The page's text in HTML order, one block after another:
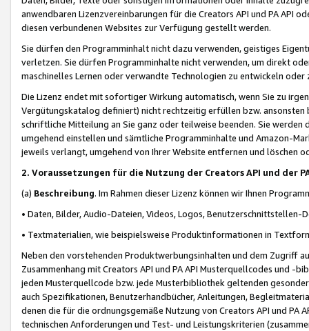
anwendbaren Lizenzvereinbarungen für die Creators API und PA API
diesen verbundenen Websites zur Verfügung gestellt werden.
Sie dürfen den Programminhalt nicht dazu verwenden, geistiges
verletzen. Sie dürfen Programminhalte nicht verwenden, um direkt
maschinelles Lernen oder verwandte Technologien zu entwickeln
Die Lizenz endet mit sofortiger Wirkung automatisch, wenn Sie zu
Vergütungskatalog definiert) nicht rechtzeitig erfüllen bzw. ansonsten
schriftliche Mitteilung an Sie ganz oder teilweise beenden. Sie werden
umgehend einstellen und sämtliche Programminhalte und Amazon-
jeweils verlangt, umgehend von Ihrer Website entfernen und löschen
2. Voraussetzungen für die Nutzung der Creators API und der
(a) Beschreibung. Im Rahmen dieser Lizenz können wir Ihnen
• Daten, Bilder, Audio-Dateien, Videos, Logos, Benutzerschnittstellen-
• Textmaterialien, wie beispielsweise Produktinformationen in
Neben den vorstehenden Produktwerbungsinhalten und dem Zugriff
Zusammenhang mit Creators API und PA API Musterquellcodes und
jeden Musterquellcode bzw. jede Musterbibliothek geltenden
auch Spezifikationen, Benutzerhandbücher, Anleitungen,
denen die für die ordnungsgemäße Nutzung von Creators API und PA
technischen Anforderungen und Test- und Leistungskriterien